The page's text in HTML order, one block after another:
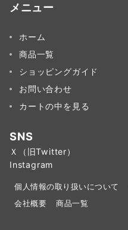
メニュー
ホーム
商品一覧
ショッピングガイド
お問い合わせ
カートの中を見る
SNS
Ｘ（旧Twitter）
Instagram
個人情報の取り扱いについて
会社概要
商品一覧